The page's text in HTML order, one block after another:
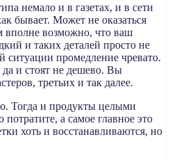
немало и в газетах, и в сети
бывает. Может не оказаться
возможно, что ваш
и таких деталей просто не
промедление чревато.
и стоят не дешево. Вы
третьих и так далее.
Тогда и продукты целыми
а самое главное это
хоть и восстанавливаются, но